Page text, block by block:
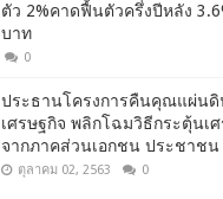
ตัว 2%คาดฟื้นตัวครึ่งปีหลัง
บาท
0
ประธานโครงการคืนคุณแผ่นดิ
เศรษฐกิจ พลิกโฉมวิธีกระตุ้นเ
จากภาคส่วนเอกชน ประชาชน
ตุลาคม 02, 2563 0